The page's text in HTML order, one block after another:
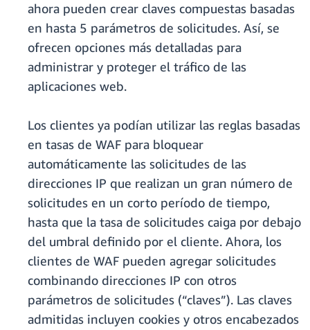
ahora pueden crear claves compuestas basadas
en hasta 5 parámetros de solicitudes. Así, se
ofrecen opciones más detalladas para
administrar y proteger el tráfico de las
aplicaciones web.
Los clientes ya podían utilizar las reglas basadas
en tasas de WAF para bloquear
automáticamente las solicitudes de las
direcciones IP que realizan un gran número de
solicitudes en un corto período de tiempo,
hasta que la tasa de solicitudes caiga por debajo
del umbral definido por el cliente. Ahora, los
clientes de WAF pueden agregar solicitudes
combinando direcciones IP con otros
parámetros de solicitudes (“claves”). Las claves
admitidas incluyen cookies y otros encabezados